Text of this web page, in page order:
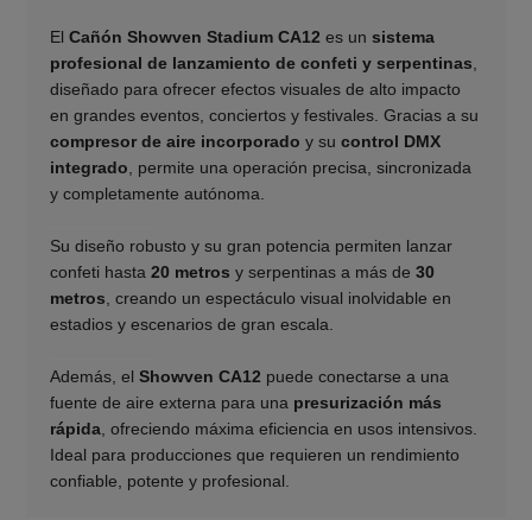
El Cañón Showven Stadium CA12 es un sistema
profesional de lanzamiento de confeti y serpentinas
diseñado para ofrecer efectos visuales de alto impacto
en grandes eventos, conciertos y festivales. Gracias a su
compresor de aire incorporado y su control DMX
integrado , permite una operación precisa, sincronizada
y completamente autónoma.
Su diseño robusto y su gran potencia permiten lanzar
confeti hasta 20 metros y serpentinas a más de 30
metros , creando un espectáculo visual inolvidable en
estadios y escenarios de gran escala.
Además, el Showven CA12 puede conectarse a una
fuente de aire externa para una presurización más
rápida, ofreciendo máxima eficiencia en usos intensivos.
Ideal para producciones que requieren un rendimiento
confiable, potente y profesional.